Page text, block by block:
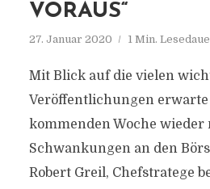
VORAUS“
27. Januar 2020 1 Min.
Mit Blick auf die vielen
Veröffentlichungen
kommenden Woche wieder
Schwankungen an den
Robert Greil, Chefstratege